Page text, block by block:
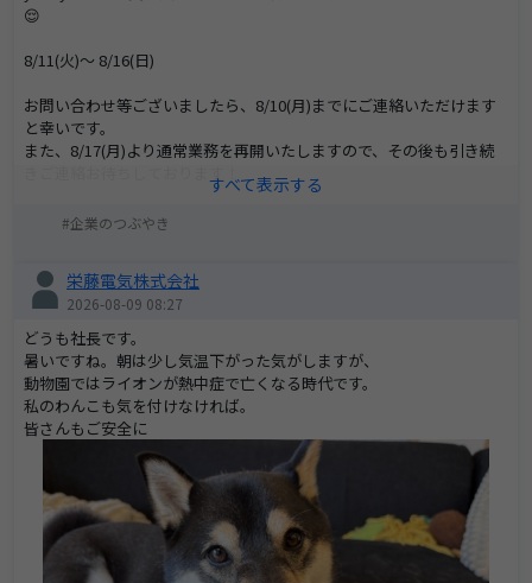
😌
8/11(火)～ 8/16(日)
お問い合わせ等ございましたら、8/10(月)までにご連絡いただけます
と幸いです。
また、8/17(月)より通常業務を再開いたしますので、その後も引き続
きご連絡お待ちしております！
(自動配信)企業のつぶやき
栄藤電気株式会社
2026-08-09 08:27
どうも社長です。
暑いですね。朝は少し気温下がった気がしますが、
動物園ではライオンが熱中症で亡くなる時代です。
私のわんこも気を付けなければ。
皆さんもご安全に